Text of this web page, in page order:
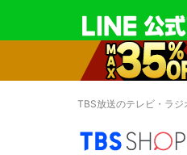
TBS放送のテレビ・ラ